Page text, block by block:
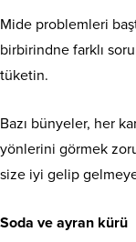
Mide problemleri
birbirindne farklı
tüketin.
Bazı bünyeler, her
yönlerini görmek
size iyi gelip
Soda ve ayran kürü